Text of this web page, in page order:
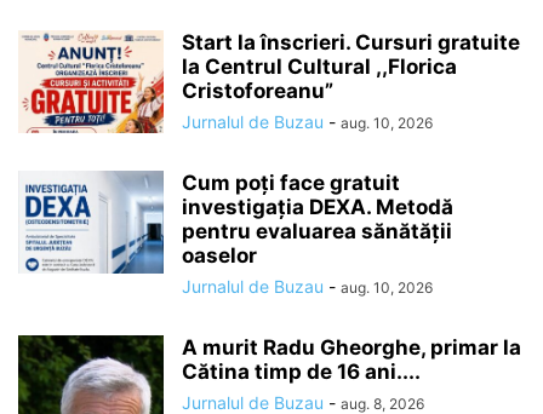
Start la înscrieri. Cursuri gratuite
la Centrul Cultural ,,Florica
Cristoforeanu”
Jurnalul de Buzau - aug. 10, 2026
Cum poți face gratuit
investigația DEXA. Metodă
pentru evaluarea sănătății
oaselor
Jurnalul de Buzau - aug. 10, 2026
A murit Radu Gheorghe, primar la
Cătina timp de 16 ani....
Jurnalul de Buzau - aug. 8, 2026